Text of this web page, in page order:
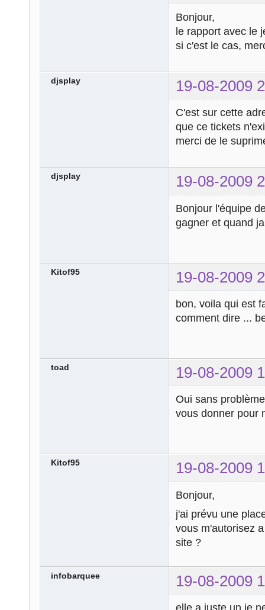
Bonjour,
le rapport avec le
si c'est le cas,
djsplay 19-08-2009
C'est sur cette
que ce tickets
merci de le
djsplay 19-08-2009
Bonjour l'équipe
gagner et quand
Kitof95 19-08-2009
bon, voila qui est
comment dire ...
toad 19-08-2009
Oui sans
vous donner pour
Kitof95 19-08-2009
Bonjour,
j'ai prévu une
vous m'autorisez
site ?
infobarquee 19-08-2009
elle a juste un je